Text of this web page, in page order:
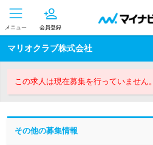
メニュー 会員登録
マリオクラブ株式会社
この求人は現在募集を行っていません。
その他の募集情報